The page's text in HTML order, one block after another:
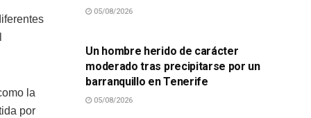
la
por
05/08/2026
Un hombre herido de carácter
moderado tras precipitarse por un
barranquillo en Tenerife
05/08/2026